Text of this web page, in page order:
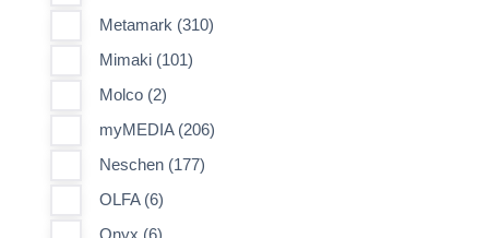
Metamark (310)
Mimaki (101)
Molco (2)
myMEDIA (206)
Neschen (177)
OLFA (6)
Onyx (6)